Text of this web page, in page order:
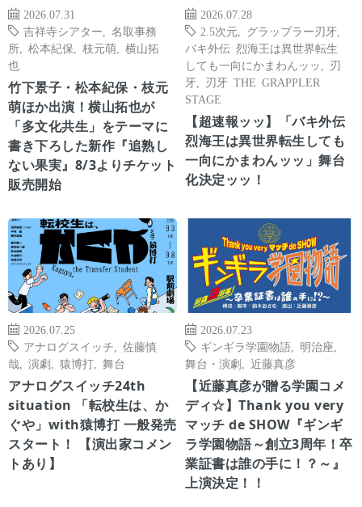
2026.07.31
吉祥寺シアター
名取事務
所
松本紀保 枝元萌
横山拓
也
竹下景子・松本紀保・枝元
萌ほか出演！横山拓也が
「多文化共生」をテーマに
書き下ろした新作『追熟し
ない果実』8/3よりチケット
販売開始
2026.07.28
2.5次元
グラップラー刃牙
バキ外伝 烈海王は異世界転生
しても一向にかまわんッッ
刃
牙
刃牙 THE GRAPPLER
STAGE
【超速報ッッ】「バキ外伝
烈海王は異世界転生しても
一向にかまわんッッ」舞台
化決定ッッ！
2026.07.25
アナログスイッチ
佐藤慎
哉
演劇 猿博打 舞台
アナログスイッチ24th
situation 「転校生は、か
ぐや」with猿博打 一般発売
スタート！ 【演出家コメン
トあり】
2026.07.23
ギンギラ学園物語
明治座
舞台・演劇
近藤真彦
【近藤真彦が贈る学園コメ
ディ☆】Thank you very
マッチ de SHOW『ギンギ
ラ学園物語～創立3周年！卒
業証書は誰の手に！？～』
上演決定！！